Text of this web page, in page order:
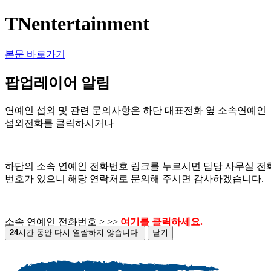
TNentertainment
본문 바로가기
팝업레이어 알림
연예인 섭외 및 관련 문의사항은 하단 대표전화 옆 소속연예인
섭외전화를 클릭하시거나
하단의 소속 연예인 전화번호 링크를 누르시면 담당 사무실 전
번호가 있으니 해당 연락처로 문의해 주시면 감사하겠습니다.
소속 연예인 전화번호 > >> 여기를 클릭하세요.
24시간 동안 다시 열람하지 않습니다. 닫기